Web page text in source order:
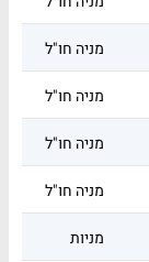
מניה חו"ל
מניה חו"ל
מניה חו"ל
מניה חו"ל
מניות